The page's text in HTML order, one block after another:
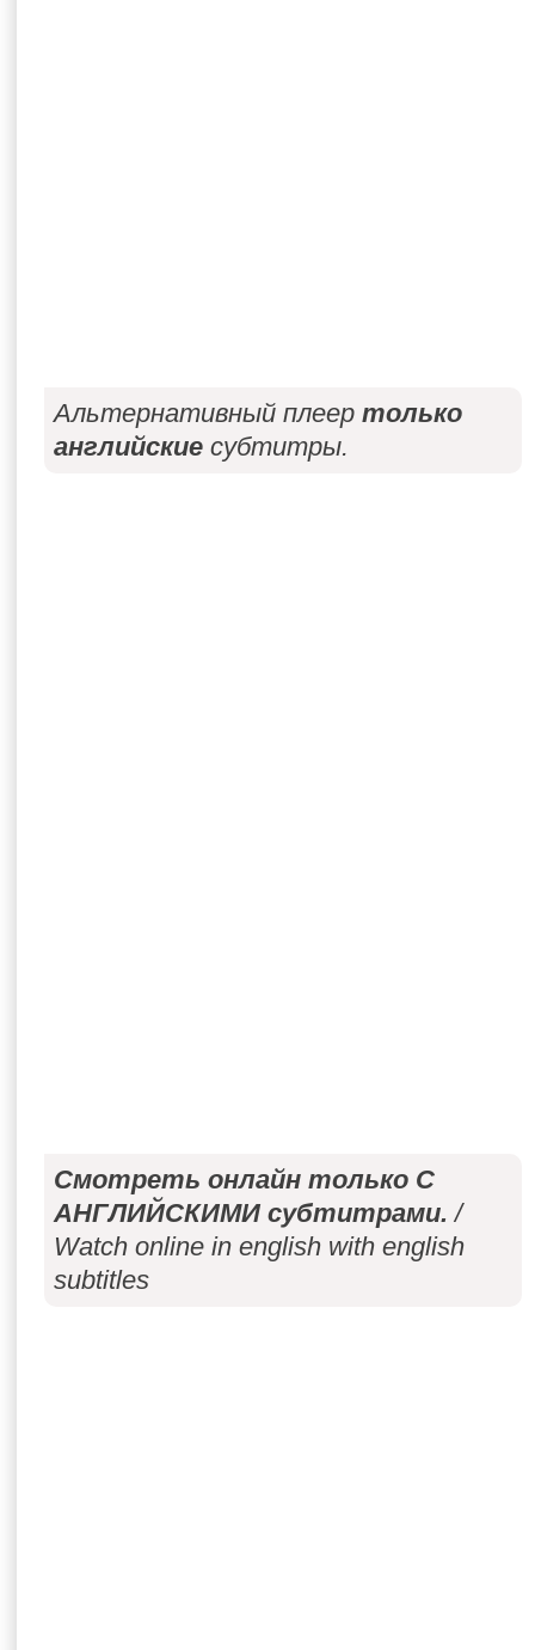
Альтернативный плеер только
английскиесубтитры.
Смотреть онлайн только С
АНГЛИЙСКИМИ субтитрами. /
Watch online in english with english
subtitles